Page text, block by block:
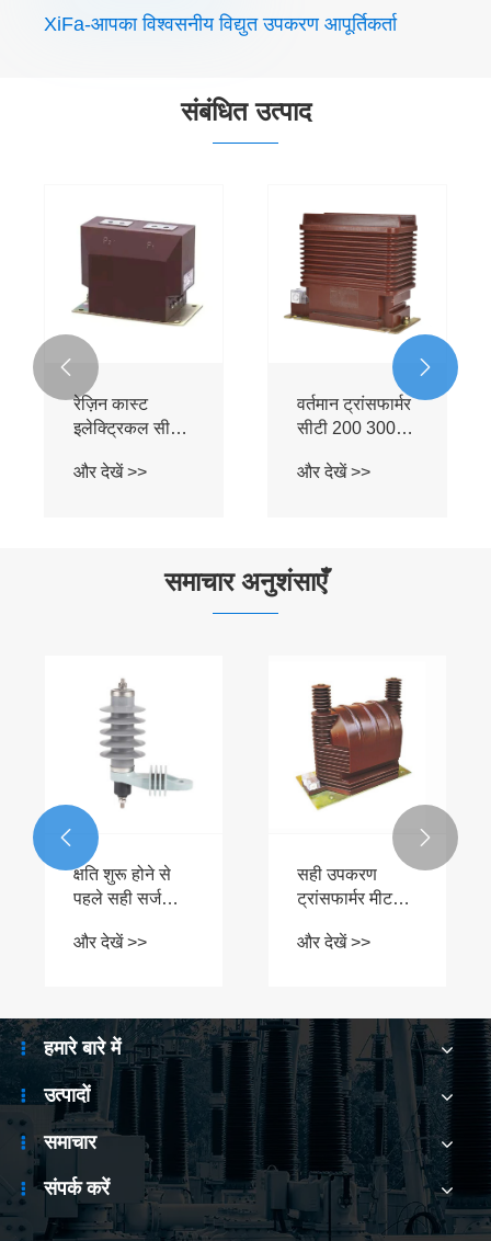
XiFa-आपका विश्वसनीय विद्युत उपकरण आपूर्तिकर्ता
संबंधित उत्पाद
वर्तमान ट्रांसफार्मर
सीटी 200 300
और देखें >>
शून्य अनुक्रम सीटी
वर्तमान ट्रांसफार्मर
डोनट प्रकार
और देखें >>
 
समाचार अनुशंसाएँ
क्षति शुरू होने से
पहले सही सर्ज
पावर सिस्टम की
और देखें >>
सही उपकरण
ट्रांसफार्मर मीटरिंग
सिस्टम सुरक्षा में
और देखें >>
 
हमारे बारे में
उत्पादों
समाचार
संपर्क करें